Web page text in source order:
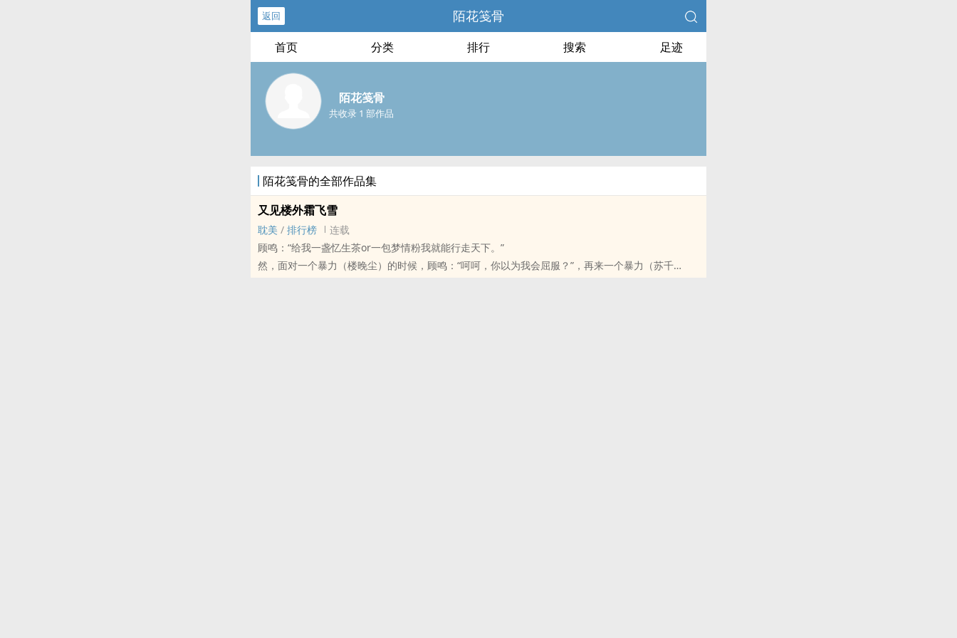
返回 陌花笺骨
首页 分类 排行 搜索 足迹
陌花笺骨
共收录 1 部作品
陌花笺骨的全部作品集
又见楼外霜飞雪
耽美 / 排行榜
连载
顾鸣：“给我一盏忆生茶or一包梦情粉我就能行走天下。”
然，面对一个暴力（楼晚尘）的时候，顾鸣：“呵呵，你以为我会屈服？”，再来一个暴力（苏千